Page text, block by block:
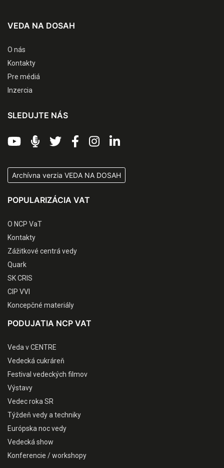
VEDA NA DOSAH
O nás
Kontakty
Pre médiá
Inzercia
SLEDUJTE NÁS
Archívna verzia VEDA NA DOSAH
POPULARIZÁCIA VAT
O NCP VaT
Kontakty
Zážitkové centrá vedy
Quark
SK CRIS
CIP VVI
Koncepčné materiály
PODUJATIA NCP VAT
Veda v CENTRE
Vedecká cukráreň
Festival vedeckých filmov
Výstavy
Vedec roka SR
Týždeň vedy a techniky
Európska noc vedy
Vedecká show
Konferencie / workshopy